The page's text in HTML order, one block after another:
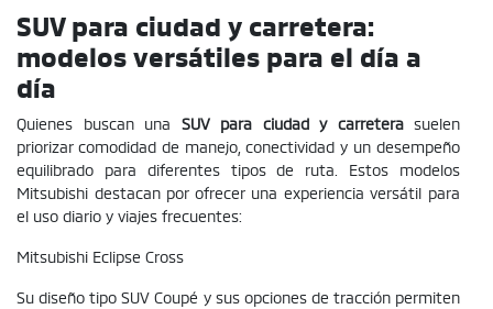
SUV para ciudad y carretera:
modelos versátiles para el día a
día
Quienes buscan una SUV para ciudad y carreterasuelen
priorizar comodidad de manejo, conectividad y un desempeño
equilibrado para diferentes tipos de ruta. Estos modelos
Mitsubishi destacan por ofrecer una experiencia versátil para
el uso diario y viajes frecuentes:
Mitsubishi Eclipse Cross
Su diseño tipo SUV Coupé y sus opciones de tracción permiten